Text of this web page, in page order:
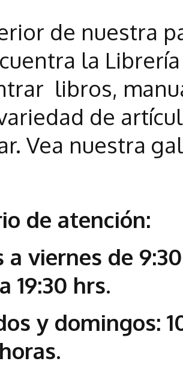
de nuestra
la
libros,
de
Vea nuestra
de atención:
a viernes de
19:30 hrs.
y domingos: